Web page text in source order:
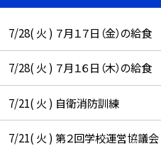
7/28( 火 ) ７月１７日（金）の給食
7/28( 火 ) ７月１６日（木）の給食
7/21( 火 ) 自衛消防訓練
7/21( 火 ) 第２回学校運営協議会